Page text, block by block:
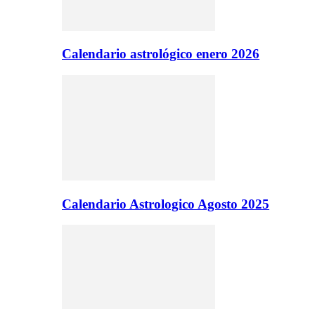
Calendario astrológico enero 2026
Calendario Astrologico Agosto 2025